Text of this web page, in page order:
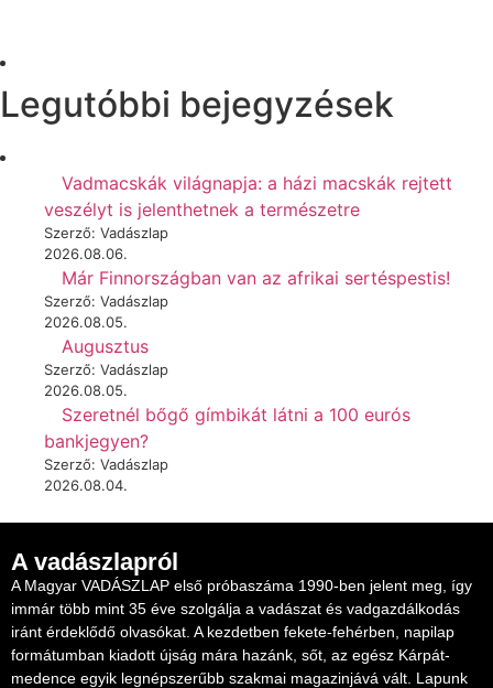
Legutóbbi bejegyzések
Vadmacskák világnapja: a házi macskák rejtett
veszélyt is jelenthetnek a természetre
Szerző: Vadászlap
2026.08.06.
Már Finnországban van az afrikai sertéspestis!
Szerző: Vadászlap
2026.08.05.
Augusztus
Szerző: Vadászlap
2026.08.05.
Szeretnél bőgő gímbikát látni a 100 eurós
bankjegyen?
Szerző: Vadászlap
2026.08.04.
A vadászlapról
A Magyar VADÁSZLAP első próbaszáma 1990-ben jelent meg, így
immár több mint 35 éve szolgálja a vadászat és vadgazdálkodás
iránt érdeklődő olvasókat. A kezdetben fekete-fehérben, napilap
formátumban kiadott újság mára hazánk, sőt, az egész Kárpát-
medence egyik legnépszerűbb szakmai magazinjává vált. Lapunk